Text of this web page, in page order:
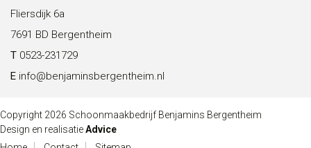
Fliersdijk 6a
7691 BD Bergentheim
T 0523-231729
E info@benjaminsbergentheim.nl
Copyright 2026 Schoonmaakbedrijf Benjamins Bergentheim
Design en realisatieAdvice